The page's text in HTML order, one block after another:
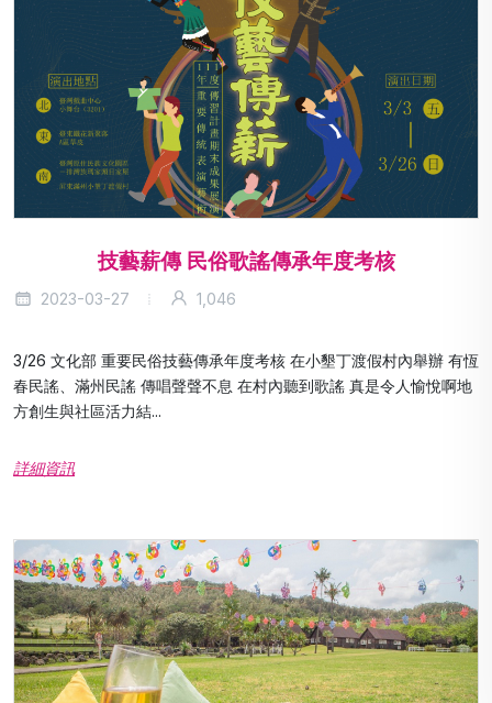
技藝薪傳 民俗歌謠傳承年度考核
2023-03-27 1,046
3/26 文化部 重要民俗技藝傳承年度考核 在小墾丁渡假村內舉辦 有恆
春民謠、滿州民謠 傳唱聲聲不息 在村內聽到歌謠 真是令人愉悅啊地
方創生與社區活力結...
詳細資訊